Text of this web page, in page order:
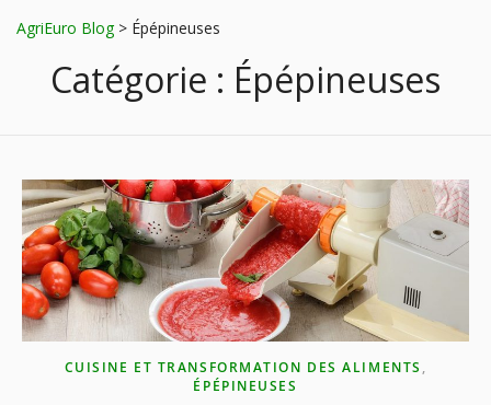
AgriEuro Blog> Épépineuses
Catégorie : Épépineuses
CUISINE ET TRANSFORMATION DES ALIMENTS ,
ÉPÉPINEUSES